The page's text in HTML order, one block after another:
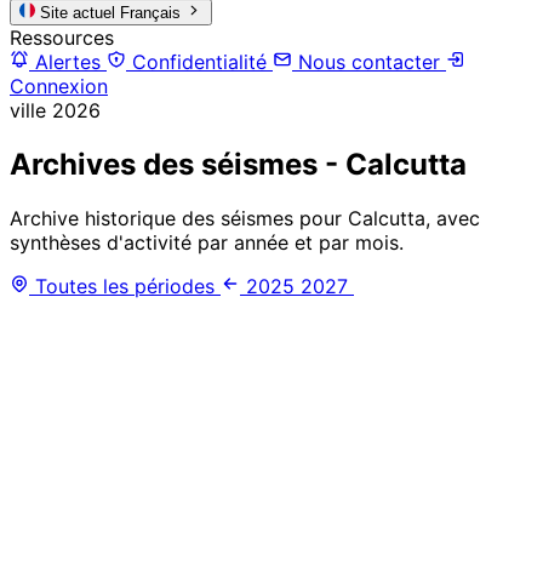
Site actuel Français
Ressources
Alertes
Confidentialité
Nous contacter
Connexion
ville 2026
Archives des séismes - Calcutta
Archive historique des séismes pour Calcutta, avec
synthèses d'activité par année et par mois.
Toutes les périodes
2025 2027